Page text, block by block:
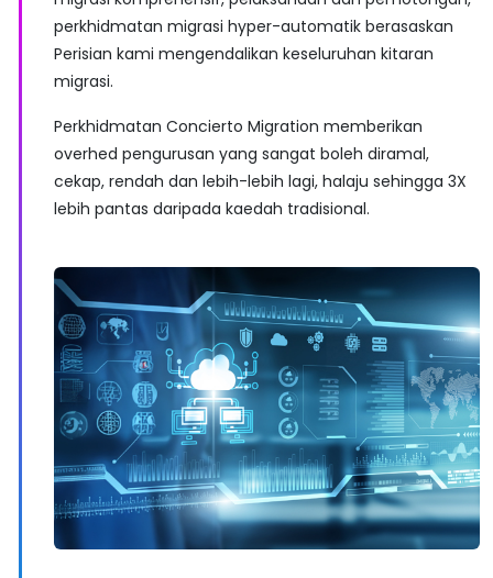
perkhidmatan migrasi hyper-automatik berasaskan
Perisian kami mengendalikan keseluruhan kitaran
migrasi.
Perkhidmatan Concierto Migration memberikan
overhed pengurusan yang sangat boleh diramal,
cekap, rendah dan lebih-lebih lagi, halaju sehingga 3X
lebih pantas daripada kaedah tradisional.